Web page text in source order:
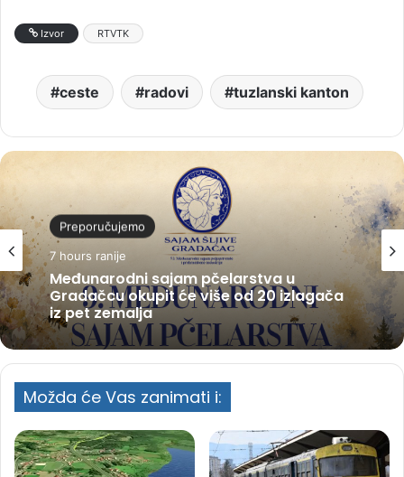
Izvor RTVTK
ceste radovi tuzlanski kanton
Preporučujemo
7 hours ranije
Međunarodni sajam pčelarstva u
Gradačcu okupit će više od 20 izlagača
iz pet zemalja
Možda će Vas zanimati i: